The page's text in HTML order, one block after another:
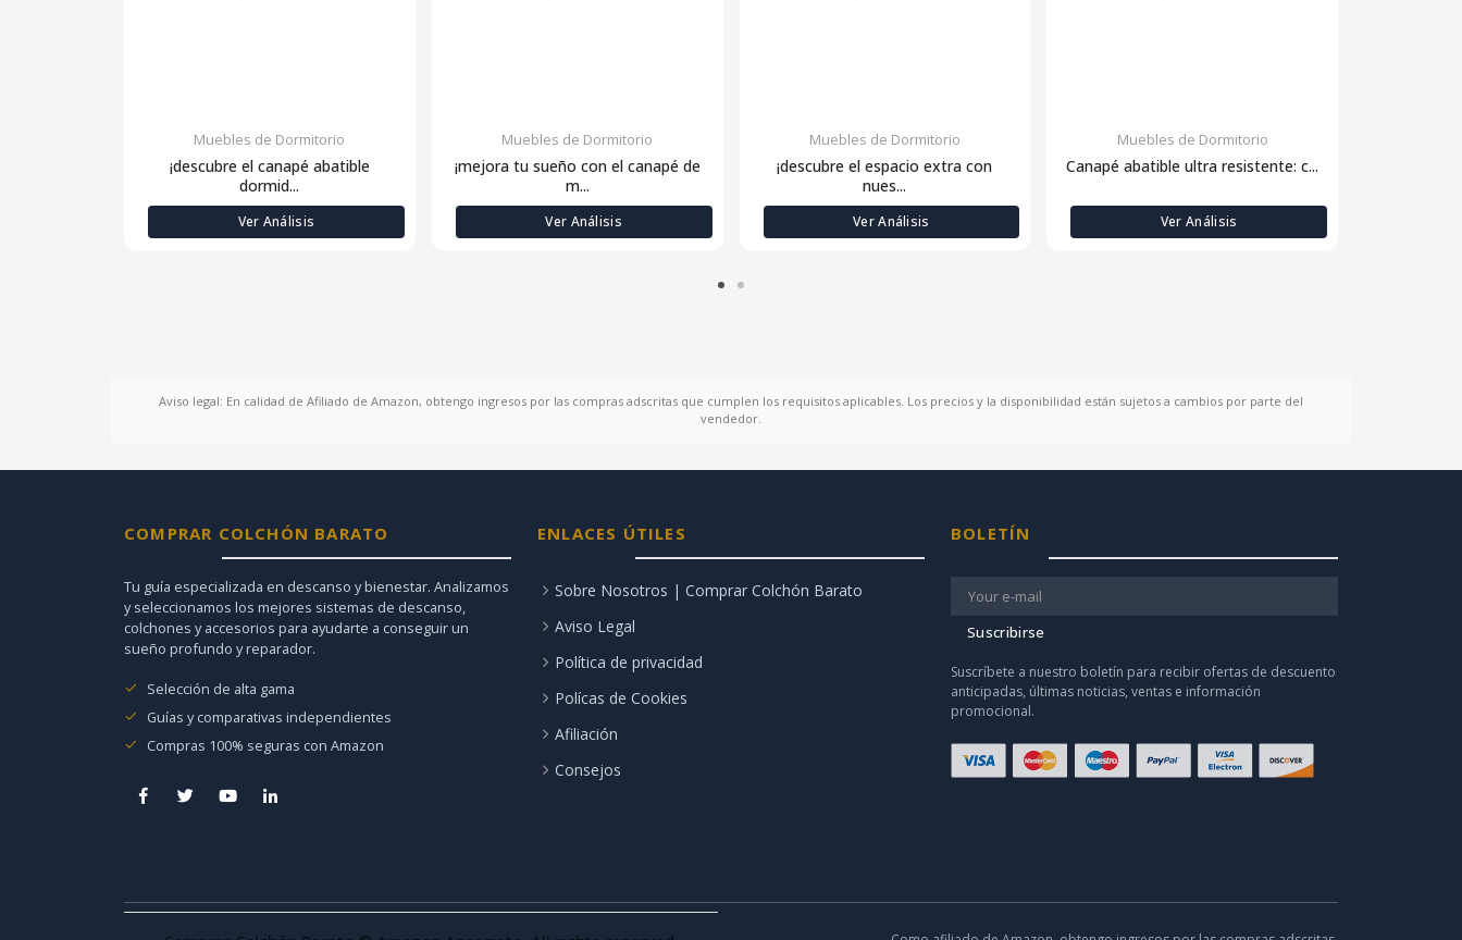
Muebles de Dormitorio
¡descubre el canapé abatible
dormid...
Ver Análisis
Muebles de Dormitorio
¡mejora tu sueño con el canapé de
m...
Ver Análisis
Muebles de Dormitorio
¡descubre el espacio extra con
nues...
Ver Análisis
Muebles de Dormitorio
Canapé abatible ultra resistente: c...
Ver Análisis
Aviso legal: En calidad de Afiliado de Amazon, obtengo ingresos por las compras adscritas que cumplen los requisitos aplicables. Los precios y la disponibilidad están sujetos a cambios por parte del
vendedor.
COMPRAR COLCHÓN BARATO
Tu guía especializada en descanso y bienestar. Analizamos
y seleccionamos los mejores sistemas de descanso,
colchones y accesorios para ayudarte a conseguir un
sueño profundo y reparador.
Selección de alta gama
Guías y comparativas independientes
Compras 100% seguras con Amazon
ENLACES ÚTILES
Sobre Nosotros | Comprar Colchón Barato
Aviso Legal
Política de privacidad
Polícas de Cookies
Afiliación
Consejos
BOLETÍN
Suscribirse
Suscríbete a nuestro boletín para recibir ofertas de descuento
anticipadas, últimas noticias, ventas e información
promocional.